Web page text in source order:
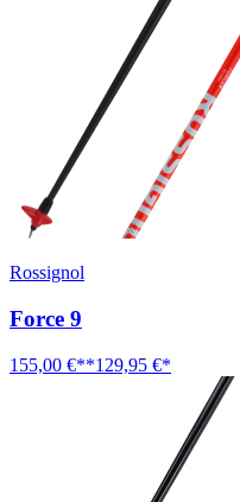
Rossignol
Force 9
155,00 €**129,95 €*